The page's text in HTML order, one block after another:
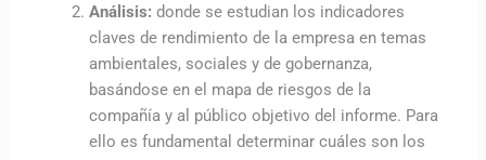
Análisis: donde se estudian los indicadores
claves de rendimiento de la empresa en temas
ambientales, sociales y de gobernanza,
basándose en el mapa de riesgos de la
compañía y al público objetivo del informe. Para
ello es fundamental determinar cuáles son los